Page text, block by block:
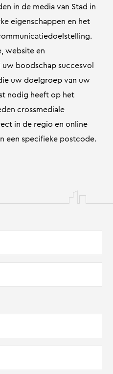
in de media van Stad in
eigenschappen en het
website en
boodschap succesvol
uw doelgroep van uw
nodig heeft op het
crossmediale
in de regio en online
een specifieke postcode.